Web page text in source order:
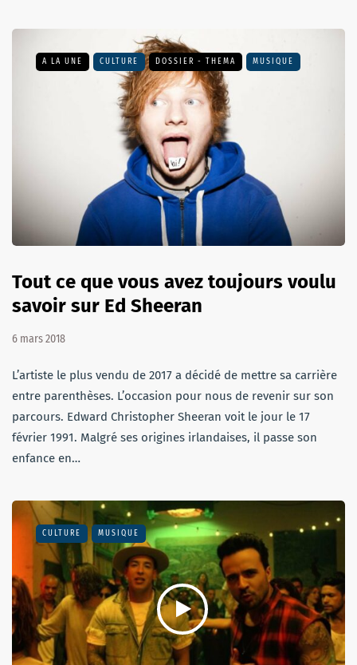
A LA UNE CULTURE DOSSIER - THEMA MUSIQUE
Tout ce que vous avez toujours voulu
savoir sur Ed Sheeran
6 mars 2018
L’artiste le plus vendu de 2017 a décidé de mettre sa carrière
entre parenthèses. L’occasion pour nous de revenir sur son
parcours. Edward Christopher Sheeran voit le jour le 17
février 1991. Malgré ses origines irlandaises, il passe son
enfance en…
CULTURE MUSIQUE